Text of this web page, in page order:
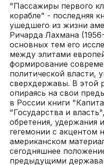
"Пассажиры первого
корабле" - последняя
ушедшего из жизни
Ричарда Лахмана
основных тем его
между элитами
формирование
политической власти,
сверхдержавы. В этой
опираясь на свои
в России книги
"Государства и
обретения, удержания
гегемонии с акцентом
американском
сегодняшнее
предыдущими